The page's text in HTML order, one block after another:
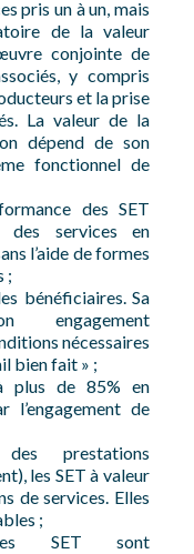
pris un à un, mais
de la valeur
conjointe de
y compris
et la prise
La valeur de la
dépend de son
fonctionnel de
des SET
des services en
l’aide de formes
;
bénéficiaires. Sa
engagement
nécessaires
bien fait » ;
plus de 85% en
l’engagement de
prestations
les SET à valeur
de services. Elles
;
SET sont